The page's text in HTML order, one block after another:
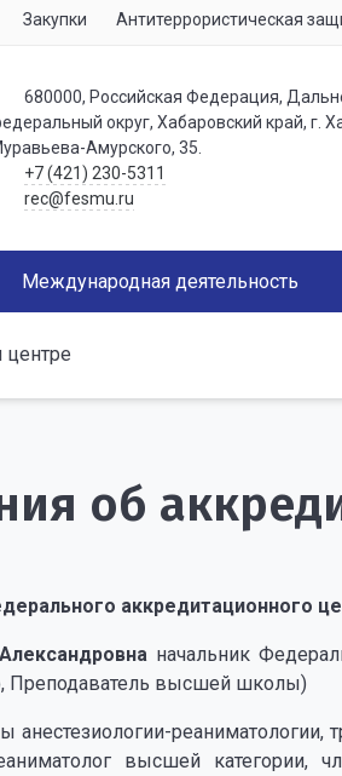
Закупки Антитеррористическая
680000, Российская Федерация,
округ, Хабаровский край, г.
Амурского, 35.
+7 (421) 230-5311
rec@fesmu.ru
Международная деятельность
об
аккредитационного
начальник
Преподаватель высшей школы)
анестезиологии-
высшей категории,